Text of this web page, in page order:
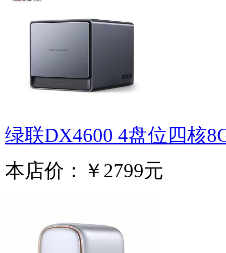
绿联DX4600 4盘位四核
本店价：
￥2799元